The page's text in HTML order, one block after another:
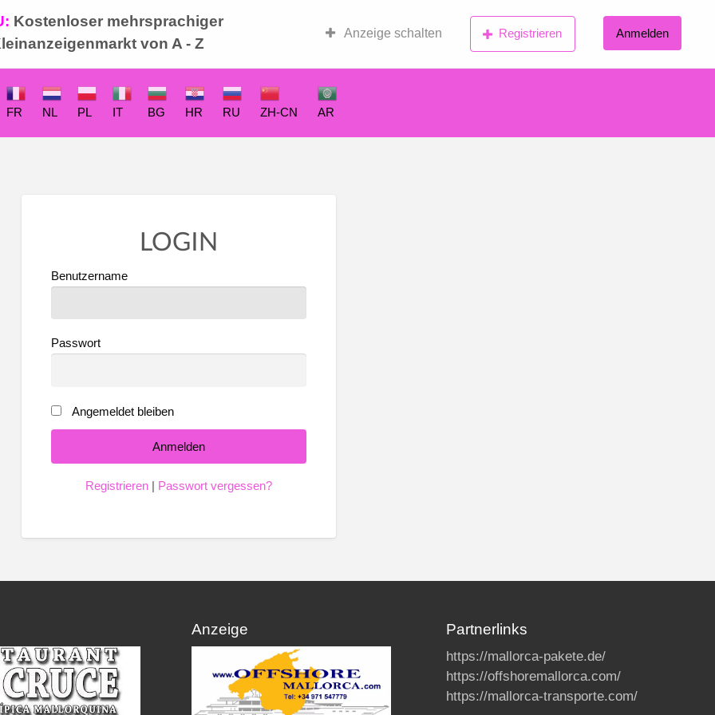
Basar
Kostenloser mehrsprachiger
von A - Z
Anzeige schalten Registrieren Anmelden
FR NL PL IT BG HR RU ZH-CN AR
LOGIN
Benutzername
Passwort
Angemeldet bleiben
Registrieren Passwort vergessen?
Anzeige Partnerlinks
https://mallorca-pakete.de/
https://offshoremallorca.com/
https://mallorca-transporte.com/